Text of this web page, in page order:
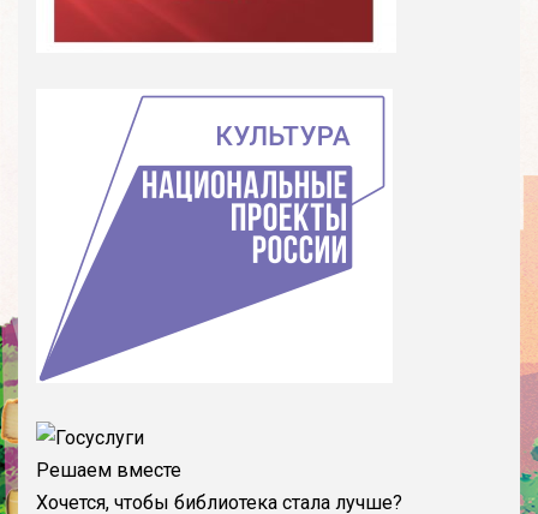
Решаем вместе
Хочется, чтобы библиотека стала лучше?